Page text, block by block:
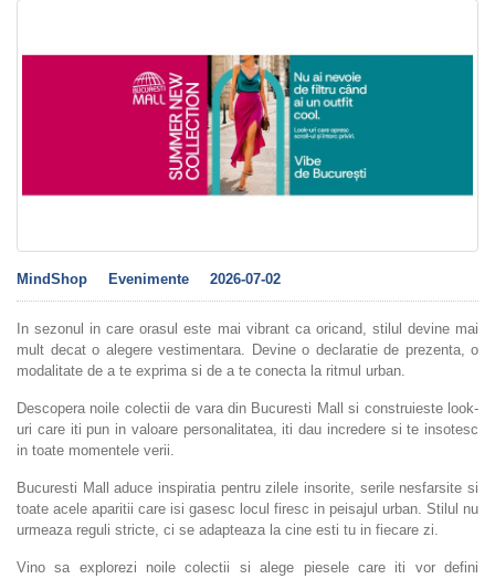
MindShop Evenimente 2026-07-02
In sezonul in care orasul este mai vibrant ca oricand, stilul devine mai
mult decat o alegere vestimentara. Devine o declaratie de prezenta, o
modalitate de a te exprima si de a te conecta la ritmul urban.
Descopera noile colectii de vara din Bucuresti Mall si construieste look-
uri care iti pun in valoare personalitatea, iti dau incredere si te insotesc
in toate momentele verii.
Bucuresti Mall aduce inspiratia pentru zilele insorite, serile nesfarsite si
toate acele aparitii care isi gasesc locul firesc in peisajul urban. Stilul nu
urmeaza reguli stricte, ci se adapteaza la cine esti tu in fiecare zi.
Vino sa explorezi noile colectii si alege piesele care iti vor defini